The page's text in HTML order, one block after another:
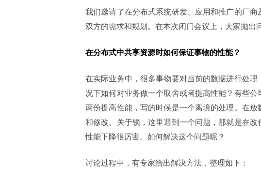
我们邀请了在分布式系统研发、应用和推广的厂
双方的需求和规划。在本次闭门会议上，大家抛出
在分布式中共享资源时如何保证事物的性能？
在实际业务中，很多事物要对当前的数据进行处
况下如何对业务做一个取舍或者提高性能？有些
两份提高性能，写的时候是一个离境的处理。在
和修改。关于锁，这里遇到一个问题，那就是在
性能下降很厉害。如何解决这个问题呢？
讨论过程中，有专家给出解决方法，整理如下：